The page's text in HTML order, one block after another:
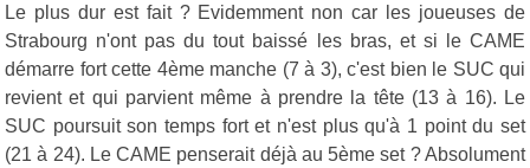
Le plus dur est fait ? Evidemment non car les joueuses de
Strabourg n'ont pas du tout baissé les bras, et si le CAME
démarre fort cette 4ème manche (7 à 3), c'est bien le SUC qui
revient et qui parvient même à prendre la tête (13 à 16). Le
SUC poursuit son temps fort et n'est plus qu'à 1 point du set
(21 à 24). Le CAME penserait déjà au 5ème set ? Absolument